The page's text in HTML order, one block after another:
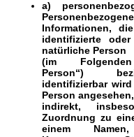
a)
Informationen,
identifizierte
natürliche Person
(im
Person“)
identifizierbar
Person
indirekt,
Zuordnung zu
einem